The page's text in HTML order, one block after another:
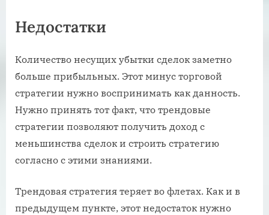
Недостатки
Количество несущих убытки сделок заметно
больше прибыльных. Этот минус торговой
стратегии нужно воспринимать как данность.
Нужно принять тот факт, что трендовые
стратегии позволяют получить доход с
меньшинства сделок и строить стратегию
согласно с этими знаниями.
Трендовая стратегия теряет во флетах. Как и в
предыдущем пункте, этот недостаток нужно